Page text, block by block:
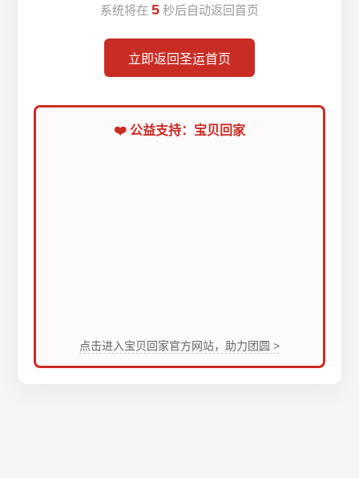
系统将在 5 秒后自动返回首页
立即返回圣运首页
❤️ 公益支持：宝贝回家
点击进入宝贝回家官方网站，助力团圆 >